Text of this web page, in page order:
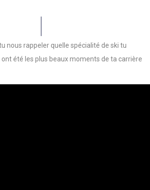
nous rappeler quelle spécialité de ski tu
ont été les plus beaux moments de ta carrière